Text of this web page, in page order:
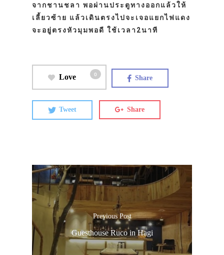
จากชานชลา พอผ่านประตูทางออกแล้วให้
เลี้ยวซ้าย แล้วเดินตรงไปจะเจอแยกไฟแดง
จะอยู่ตรงหัวมุมพอดี ใช้เวลา2นาที
Love 0 Share
Tweet Share
Previous Post
Guesthouse Ruco in Hagi